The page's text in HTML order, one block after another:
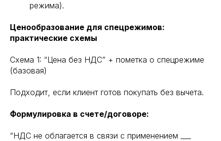
режима).
Ценообразование для спецрежимов:
практические схемы
Схема 1: “Цена без НДС” + пометка о спецрежиме
(базовая)
Подходит, если клиент готов покупать без вычета.
Формулировка в счете/договоре:
“НДС не облагается в связи с применением ___